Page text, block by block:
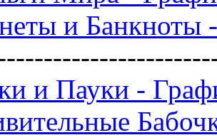
и Банкноты
и Пауки -